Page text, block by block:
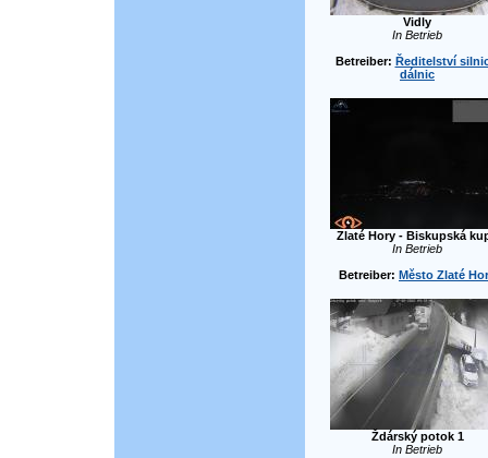
Vidly
In Betrieb
Betreiber: Ředitelství
dálnic
Zlaté Hory - Biskupská
In Betrieb
Betreiber: Město Zlaté
Ždárský potok 1
In Betrieb